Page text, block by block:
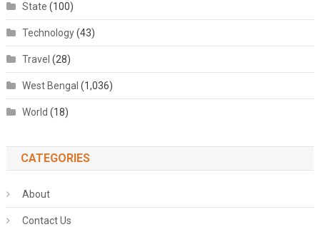
State (100)
Technology(43)
Travel (28)
West Bengal (1,036)
World (18)
CATEGORIES
About
Contact Us